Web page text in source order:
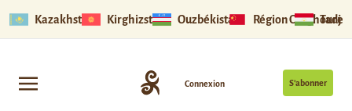
Kazakhstan Kirghizstan Ouzbékistan Région Ouïghoure
S’abonner
Connexion